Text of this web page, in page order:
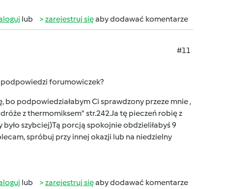
lub zarejestruj sięaby dodawać komentarze
#11
podpowiedzi forumowiczek?
bo podpowiedziałabym Ci sprawdzony przeze mnie ,
z thermomiksem" str.242.Ja tę pieczeń robię z
szybciej)Tą porcją spokojnie obdzieliłabyś 9
spróbuj przy innej okazji lub na niedzielny
lub zarejestruj sięaby dodawać komentarze